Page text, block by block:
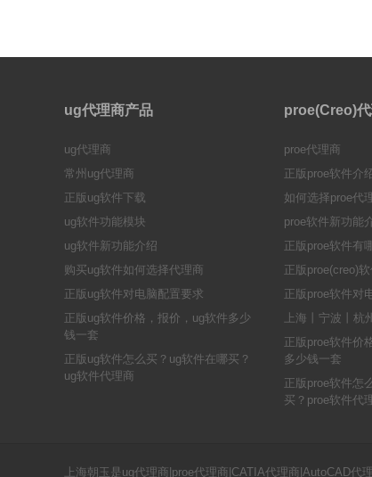
ug代理商产品
ug代理商
常州ug代理商
正版ug软件下载
ug软件功能模块
ug软件新功能介绍
购买ug软件如何选择代理商
正版ug软件对电脑配置要求
正版ug软件价格，报价，ug软件多少
钱一套
正版ug软件怎么买？ug软件在哪买？
ug软件代理商
proe(Creo)
proe代理商
正版proe软件介
如何选择proe代
proe软件新功能
正版proe软件有
正版proe(creo)
正版proe软件对
上海丨宁波丨杭
正版proe软件价
多少钱一套
正版proe软件怎
买？proe软件代
上海朝玉是ug代理商|proe代理商|CATIA代理商|AutoCAD